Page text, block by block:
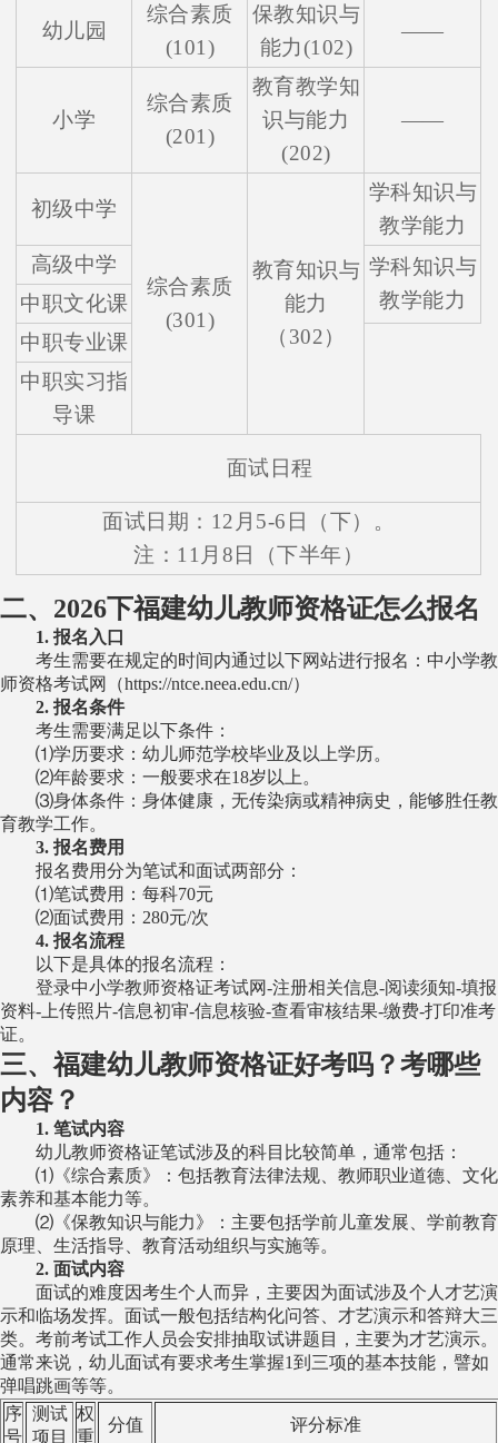
幼儿园
综合素质
(101)
保教知识与
能力(102)
——
小学
综合素质
(201)
教育教学知
识与能力
(202)
——
初级中学
综合素质
(301)
教育知识与
能力
（302）
学科知识与
教学能力
高级中学
学科知识与
教学能力
中职文化课
中职专业课
中职实习指
导课
面试日程
面试日期：12月5-6日（下）。
注：11月8日（下半年）
二、2026下福建幼儿教师资格证怎么报名
1. 报名入口
考生需要在规定的时间内通过以下网站进行报名：中小学教
师资格考试网（https://ntce.neea.edu.cn/）
2. 报名条件
考生需要满足以下条件：
⑴学历要求：幼儿师范学校毕业及以上学历。
⑵年龄要求：一般要求在18岁以上。
⑶身体条件：身体健康，无传染病或精神病史，能够胜任教
育教学工作。
3. 报名费用
报名费用分为笔试和面试两部分：
⑴笔试费用：每科70元
⑵面试费用：280元/次
4. 报名流程
以下是具体的报名流程：
登录中小学教师资格证考试网-注册相关信息-阅读须知-填报
资料-上传照片-信息初审-信息核验-查看审核结果-缴费-打印准考
证。
三、福建幼儿教师资格证好考吗？考哪些
内容？
1. 笔试内容
幼儿教师资格证笔试涉及的科目比较简单，通常包括：
⑴《综合素质》：包括教育法律法规、教师职业道德、文化
素养和基本能力等。
⑵《保教知识与能力》：主要包括学前儿童发展、学前教育
原理、生活指导、教育活动组织与实施等。
2. 面试内容
面试的难度因考生个人而异，主要因为面试涉及个人才艺演
示和临场发挥。面试一般包括结构化问答、才艺演示和答辩大三
类。考前考试工作人员会安排抽取试讲题目，主要为才艺演示。
通常来说，幼儿面试有要求考生掌握1到三项的基本技能，譬如
弹唱跳画等等。
序
号
测试
项目
权
重
分值 评分标准